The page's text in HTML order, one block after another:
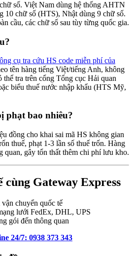
số. Việt Nam dùng hệ thống AHTN
10 chữ số (HTS), Nhật dùng 9 chữ số.
cầu, các chữ số sau tùy từng quốc gia.
cụ tra cứu HS code miễn phí của
tên hàng tiếng Việt/tiếng Anh, không
thể tra trên cổng Tổng cục Hải quan
biểu thuế nước nhập khẩu (HTS Mỹ,
phạt bao nhiêu?
đồng cho khai sai mã HS không gian
thuế, phạt 1-3 lần số thuế trốn. Hàng
quan, gây tổn thất thêm chi phí lưu kho.
cùng Gateway Express
chuyển quốc tế
lưới FedEx, DHL, UPS
gói đến thông quan
24/7: 0938 373 343